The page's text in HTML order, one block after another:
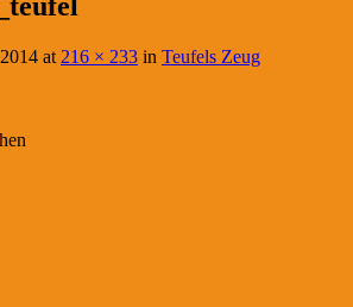
at 216 × 233 in Teufels Zeug